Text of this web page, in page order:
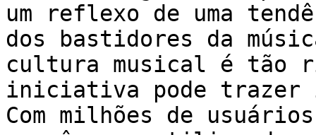
um reflexo de uma
dos bastidores da
cultura musical é tão
iniciativa pode trazer
Com milhões de